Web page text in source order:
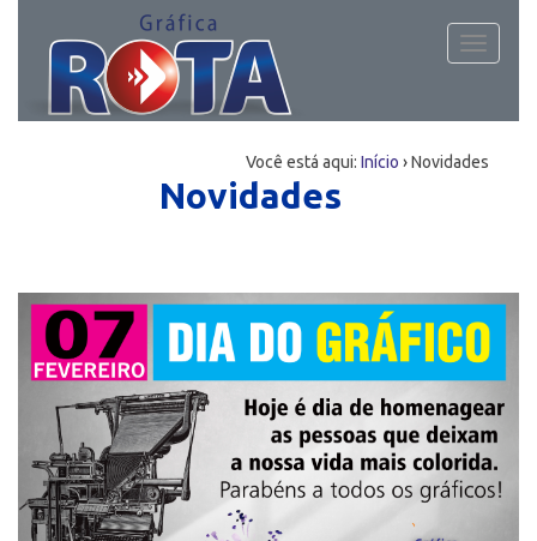
Toggle
Você está aqui: Início ›Novidades
Novidades